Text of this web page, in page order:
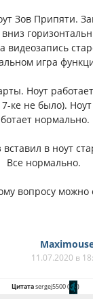
Зов Припяти.
видеозапись
игра
Ноут
ке не было).
в ноут
Все нормально.
вопросу можно
11.07.2020 в
Цитатаsergej5500( )